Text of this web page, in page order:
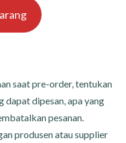
saat pre-order, tentukan
dipesan, apa yang
pesanan.
produsen atau supplier